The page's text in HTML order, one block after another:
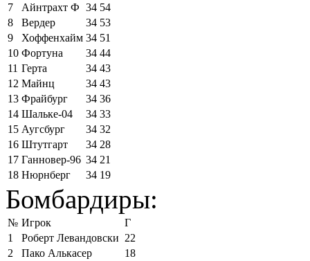
7
Айнтрахт Ф 34 54
8
Вердер 34 53
9
Хоффенхайм 34 51
10 Фортуна 34 44
11 Герта 34 43
12 Майнц 34 43
13 Фрайбург 34 36
14 Шальке-04 34 33
15 Аугсбург 34 32
16 Штутгарт 34 28
17 Ганновер-96 34 21
18 Нюрнберг 34 19
Бомбардиры:
№ Игрок
Г
1
Роберт Левандовски 22
2
Пако Алькасер
18